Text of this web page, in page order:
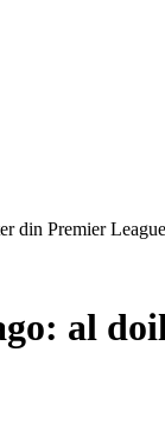
din Premier League
al